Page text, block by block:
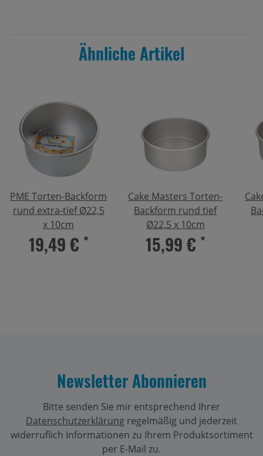
Ähnliche Artikel
PME Torten-Backform
rund extra-tief Ø22,5
x 10cm
19,49 € *
Cake Masters Torten-
Backform rund tief
Ø22,5 x 10cm
15,99 € *
Newsletter Abonnieren
Bitte senden Sie mir entsprechend Ihrer
Datenschutzerklärung regelmäßig und jederzeit
widerruflich Informationen zu Ihrem Produktsortiment
per E-Mail zu.